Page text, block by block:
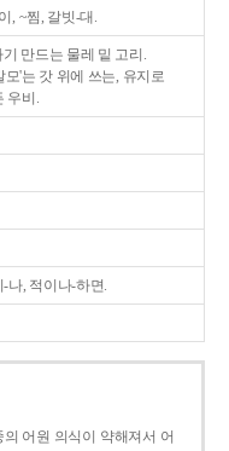
, ~찜, 갈빗-대.
기 만드는 물레 밑 고리.
모'는 갓 위에 쓰는, 유지로
우비.
-나, 적이나-하면.
어원 의식이 약해져서 어